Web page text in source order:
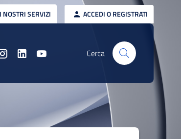
NOSTRI SERVIZI ACCEDI O REGISTRATI
Cerca